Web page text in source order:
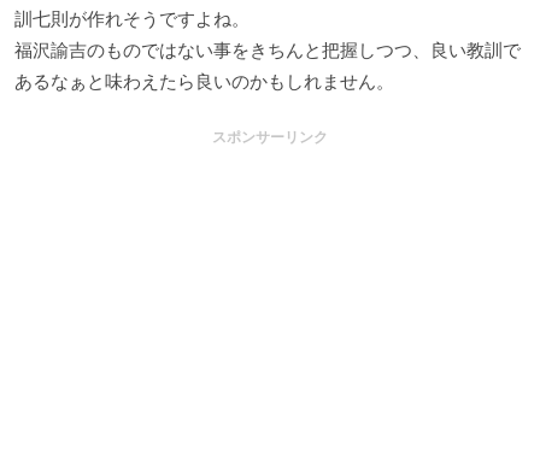
訓七則が作れそうですよね。
福沢諭吉のものではない事をきちんと把握しつつ、良い教訓で
あるなぁと味わえたら良いのかもしれません。
スポンサーリンク